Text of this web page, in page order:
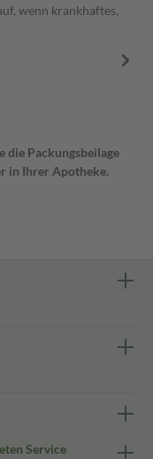
wenn krankhaftes,
die Packungsbeilage
in Ihrer Apotheke.
Service